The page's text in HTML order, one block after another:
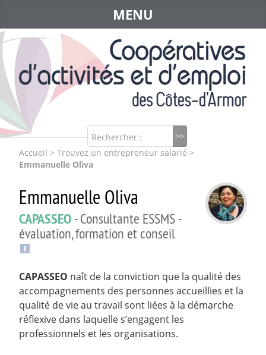
Rechercher :
MENU
Accueil > Trouvez un entrepreneur salarié >
Emmanuelle Oliva
Emmanuelle Oliva
CAPASSEO - Consultante ESSMS -
évaluation, formation et conseil
CAPASSEO naît de la conviction que la qualité des
accompagnements des personnes accueillies et la
qualité de vie au travail sont liées à la démarche
réflexive dans laquelle s’engagent les
professionnels et les organisations.